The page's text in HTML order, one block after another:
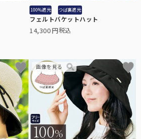
100%遮光 つば裏遮光
フェルトバケットハット
14,300 税込